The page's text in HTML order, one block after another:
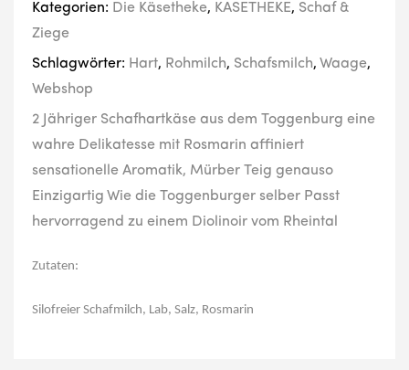
Kategorien: Die Käsetheke, KÄSETHEKE, Schaf &
Ziege
Schlagwörter: Hart, Rohmilch, Schafsmilch, Waage,
Webshop
2 Jähriger Schafhartkäse aus dem Toggenburg eine
wahre Delikatesse mit Rosmarin affiniert
sensationelle Aromatik, Mürber Teig genauso
Einzigartig Wie die Toggenburger selber Passt
hervorragend zu einem Diolinoir vom Rheintal
Zutaten:
Silofreier Schafmilch, Lab, Salz, Rosmarin